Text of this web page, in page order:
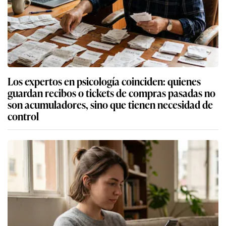
Los expertos en psicología coinciden: quienes
guardan recibos o tickets de compras pasadas no
son acumuladores, sino que tienen necesidad de
control